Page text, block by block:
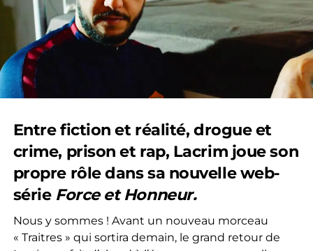
Entre fiction et réalité, drogue et
crime, prison et rap, Lacrim joue son
propre rôle dans sa nouvelle web-
série Force et Honneur.
Nous y sommes ! Avant un nouveau morceau
« Traitres » qui sortira demain, le grand retour de